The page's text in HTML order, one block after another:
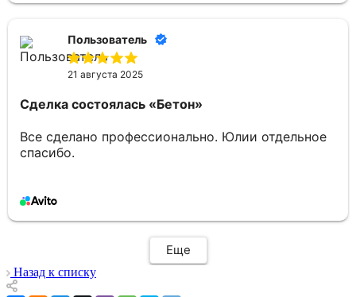
Пользователь
21 августа 2025
Сделка состоялась «Бетон»
Все сделано профессионально. Юлии отдельное
спасибо.
Еще
Назад к списку